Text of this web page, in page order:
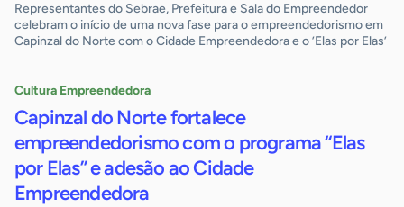
Representantes do Sebrae, Prefeitura e Sala do Empreendedor
celebram o início de uma nova fase para o empreendedorismo em
Capinzal do Norte com o Cidade Empreendedora e o ’Elas por Elas’
Cultura Empreendedora
Capinzal do Norte fortalece
empreendedorismo com o programa “Elas
por Elas” e adesão ao Cidade
Empreendedora